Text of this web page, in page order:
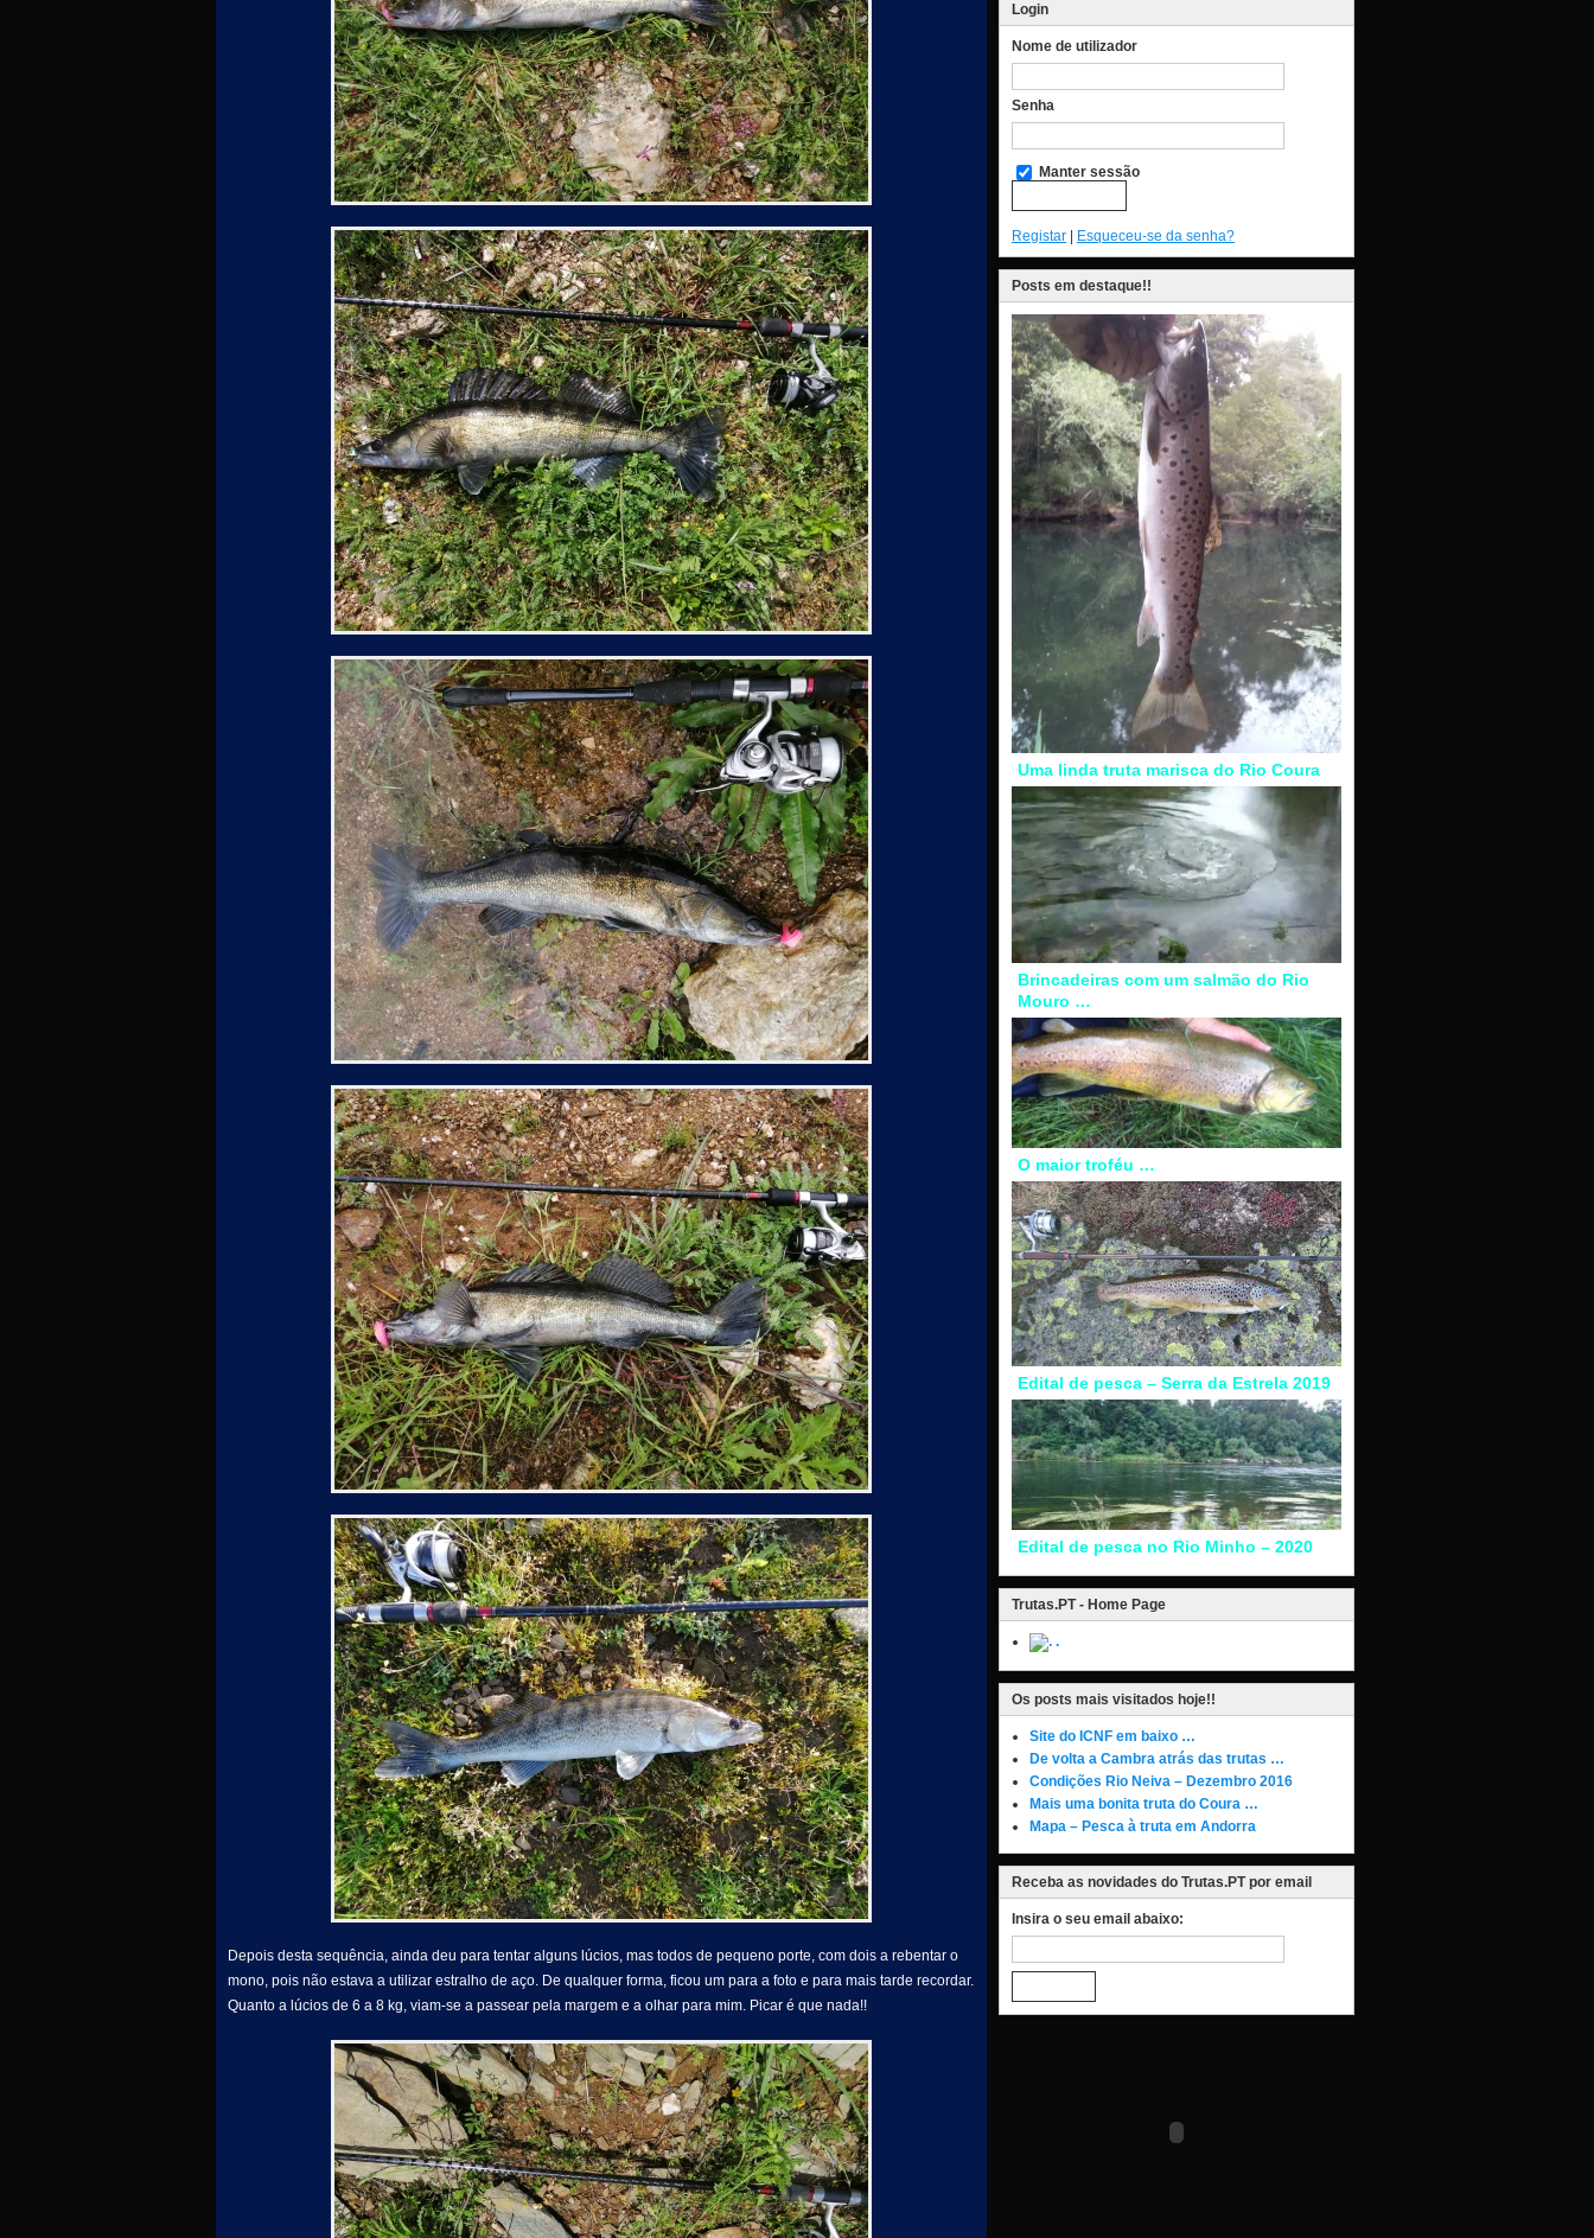
Depois desta sequência, ainda deu para tentar alguns lúcios, mas todos de pequeno porte, com dois a rebentar o
mono, pois não estava a utilizar estralho de aço. De qualquer forma, ficou um para a foto e para mais tarde recordar.
Quanto a lúcios de 6 a 8 kg, viam-se a passear pela margem e a olhar para mim. Picar é que nada!!
Login
Nome de utilizador
Senha
Manter sessão
Registar | Esqueceu-se da senha?
Posts em destaque!!
Uma linda truta marisca do Rio Coura
Brincadeiras com um salmão do Rio
Mouro …
O maior troféu …
Edital de pesca – Serra da Estrela 2019
Edital de pesca no Rio Minho – 2020
Trutas.PT - Home Page
.
Os posts mais visitados hoje!!
Site do ICNF em baixo …
De volta a Cambra atrás das trutas …
Condições Rio Neiva – Dezembro 2016
Mais uma bonita truta do Coura …
Mapa – Pesca à truta em Andorra
Receba as novidades do Trutas.PT por email
Insira o seu email abaixo: